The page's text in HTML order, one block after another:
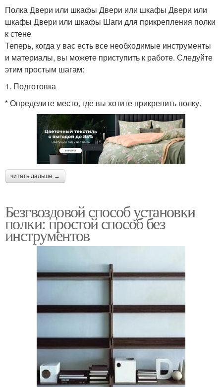
Полка Двери или шкафы Двери или шкафы Двери или
шкафы Двери или шкафы Шаги для прикрепления полки
к стене
Теперь, когда у вас есть все необходимые инструменты
и материалы, вы можете приступить к работе. Следуйте
этим простым шагам:
1. Подготовка
* Определите место, где вы хотите прикрепить полку.
читать дальше →
Безгвоздовой способ установки
полки: простой способ без
инструментов